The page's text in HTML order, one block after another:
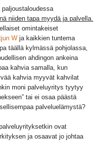
niiden tapa myydä ja palvella.
omintakeiset
W ja kaikkien tuntema
täällä kylmässä pohjolassa,
ahdingon ankeina
kahvia samalla, kun
kahvia myyvät kahvilat
moni palveluyritys tyytyy
tai ei osaa päästä
palveluelämystä?
ovat
ja osaavat jo johtaa